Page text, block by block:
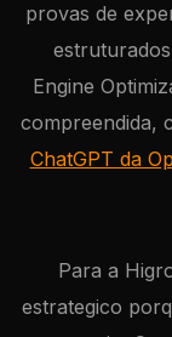
provas de
Engine
compreendida,
ChatGPT da
Para a
estrategico